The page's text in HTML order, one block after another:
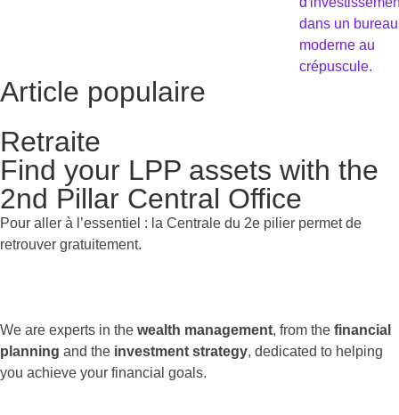
Article populaire
Retraite
Find your LPP assets with the
2nd Pillar Central Office
Pour aller à l’essentiel : la Centrale du 2e pilier permet de
retrouver gratuitement.
We are experts in the wealth management, from the financial
planning and the investment strategy, dedicated to helping
you achieve your financial goals.